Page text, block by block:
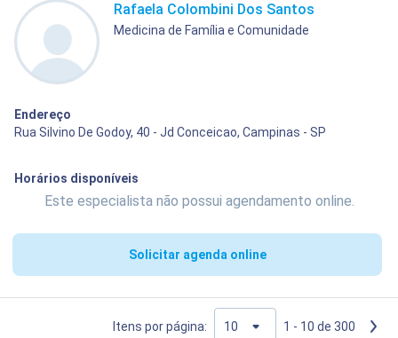
Rafaela Colombini Dos Santos
Medicina de Família e Comunidade
Endereço
Rua Silvino De Godoy, 40 - Jd Conceicao, Campinas - SP
Horários disponíveis
Este especialista não possui agendamento online.
Solicitar agenda online
Itens por página: 1 - 10 de 300